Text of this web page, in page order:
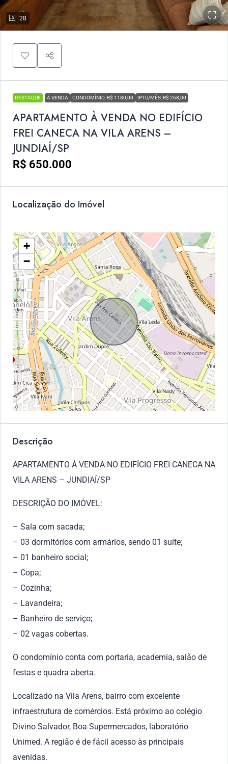
28
DESTAQUE À VENDA CONDOMÍNIO: R$ 1180,00 IPTU/MÊS: R$ 268,00
APARTAMENTO À VENDA NO EDIFÍCIO
FREI CANECA NA VILA ARENS –
JUNDIAÍ/SP
R$ 650.000
Localização do Imóvel
+
−
Descrição
APARTAMENTO À VENDA NO EDIFÍCIO FREI CANECA NA
VILA ARENS – JUNDIAÍ/SP
DESCRIÇÃO DO IMÓVEL:
– Sala com sacada;
– 03 dormitórios com armários, sendo 01 suíte;
– 01 banheiro social;
– Copa;
– Cozinha;
– Lavandeira;
– Banheiro de serviço;
– 02 vagas cobertas.
O condomínio conta com portaria, academia, salão de
festas e quadra aberta.
Localizado na Vila Arens, bairro com excelente
infraestrutura de comércios. Está próximo ao colégio
Divino Salvador, Boa Supermercados, laboratório
Unimed. A região é de fácil acesso às principais
avenidas.